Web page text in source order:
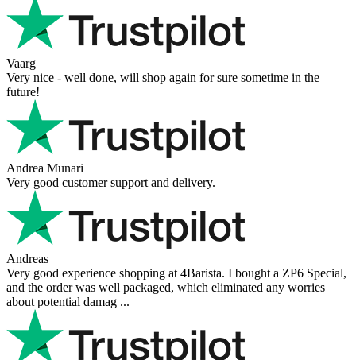
Vaarg
Very nice - well done, will shop again for sure sometime in the
future!
Andrea Munari
Very good customer support and delivery.
Andreas
Very good experience shopping at 4Barista. I bought a ZP6 Special,
and the order was well packaged, which eliminated any worries
about potential damag ...